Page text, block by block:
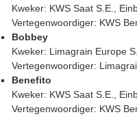
Kweker: KWS Saat S.E.,
Vertegenwoordiger: KWS
Bobbey
Kweker: Limagrain Europe
Vertegenwoordiger:
Benefito
Kweker: KWS Saat S.E.,
Vertegenwoordiger: KWS